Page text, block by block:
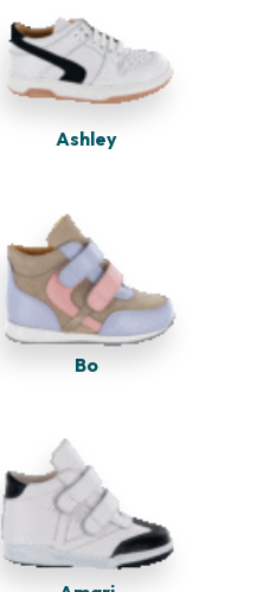
Ashley
Bo